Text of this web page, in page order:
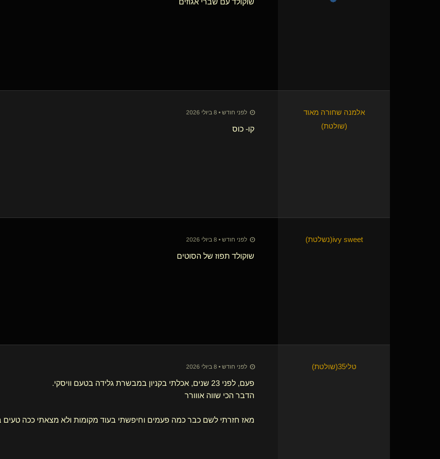
אלמנה שחורה מאוד​
(שולטת)
לפני חודש • 8 ביולי 2026
קו- כוס
ivy sweet​(נשלטת) לפני חודש • 8 ביולי 2026
שוקולד תפוז של הסוטים
טלי35​(שולטת) לפני חודש • 8 ביולי 2026
פעם, לפני 23 שנים, אכלתי בקניון במבשרת גלידה בטעם וויסקי.
הדבר הכי שווה אווורר
מאז חזרתי לשם כבר כמה פעמים וחיפשתי בעוד מקומות ולא מצאתי ככה טעים